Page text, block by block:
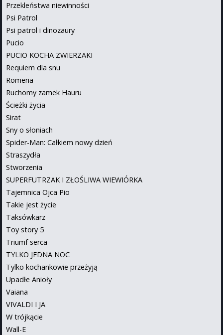
Przekleństwa niewinności
Psi Patrol
Psi patrol i dinozaury
Pucio
PUCIO KOCHA ZWIERZAKI
Requiem dla snu
Romeria
Ruchomy zamek Hauru
Ścieżki życia
Sirat
Sny o słoniach
Spider-Man: Całkiem nowy dzień
Straszydła
Stworzenia
SUPERFUTRZAK I ZŁOŚLIWA WIEWIÓRKA
Tajemnica Ojca Pio
Takie jest życie
Taksówkarz
Toy story 5
Triumf serca
TYLKO JEDNA NOC
Tylko kochankowie przeżyją
Upadłe Anioły
Vaiana
VIVALDI I JA
W trójkącie
Wall-E